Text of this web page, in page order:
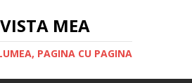
MEA
PAGINA CU PAGINA